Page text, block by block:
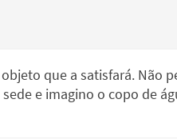
que a satisfará. Não
e imagino o copo de